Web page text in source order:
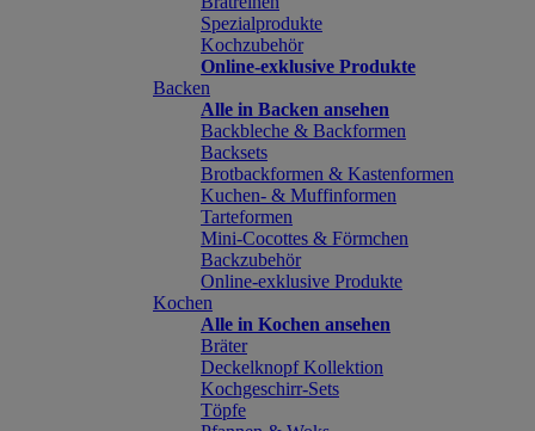
Spezialprodukte
Kochzubehör
Online-exklusive Produkte
Backen
Alle in Backen ansehen
Backbleche & Backformen
Backsets
Brotbackformen & Kastenformen
Kuchen- & Muffinformen
Tarteformen
Mini-Cocottes & Förmchen
Backzubehör
Online-exklusive Produkte
Kochen
Alle in Kochen ansehen
Bräter
Deckelknopf Kollektion
Kochgeschirr-Sets
Töpfe